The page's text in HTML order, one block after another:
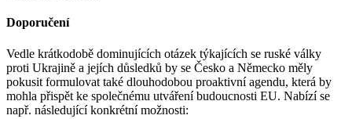
Doporučení
Vedle krátkodobě dominujících otázek týkajících se ruské války
proti Ukrajině a jejích důsledků by se Česko a Německo měly
pokusit formulovat také dlouhodobou proaktivní agendu, která by
mohla přispět ke společnému utváření budoucnosti EU. Nabízí se
např. následující konkrétní možnosti: